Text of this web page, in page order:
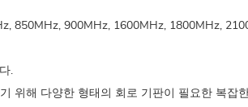
850MHz, 900MHz, 1600MHz, 1800MHz,
.
위해 다양한 형태의 회로 기판이 필요한 복잡